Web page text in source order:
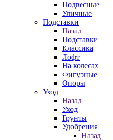
Подвесные
Уличные
Подставки
Назад
Подставки
Классика
Лофт
На колесах
Фигурные
Опоры
Уход
Назад
Уход
Грунты
Удобрения
Назад